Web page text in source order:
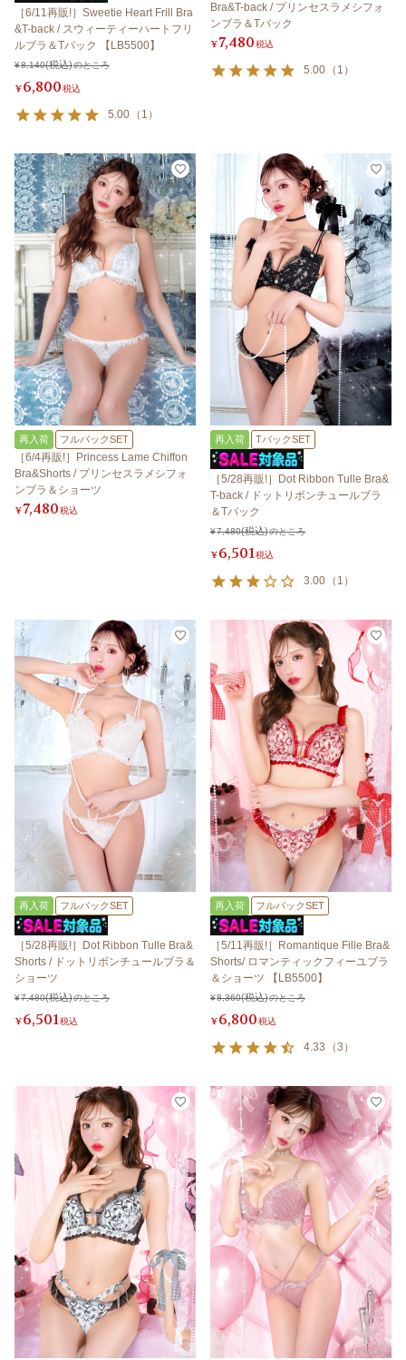
［6/11再販!］Sweetie Heart Frill Bra
&T-back / スウィーティーハートフリ
ルブラ＆Tバック 【LB5500】
¥8,140 のところ
¥6,800税込
5.00 （ 1 ）
Bra&T-back / プリンセスラメシフォ
ンブラ＆Tバック
¥7,480税込
5.00 （ 1 ）
再入荷 フルバックSET
［6/4再販!］Princess Lame Chiffon
Bra&Shorts / プリンセスラメシフォ
ンブラ＆ショーツ
¥7,480税込
再入荷 TバックSET
［5/28再販!］Dot Ribbon Tulle Bra&
T-back / ドットリボンチュールブラ
＆Tバック
¥7,480 のところ
¥6,501税込
3.00 （ 1 ）
再入荷 フルバックSET
［5/28再販!］Dot Ribbon Tulle Bra&
Shorts / ドットリボンチュールブラ＆
ショーツ
¥7,480 のところ
¥6,501税込
再入荷 フルバックSET
［5/11再販!］Romantique Fille Bra&
Shorts/ ロマンティックフィーユブラ
＆ショーツ 【LB5500】
¥8,360 のところ
¥6,800税込
4.33 （3 ）